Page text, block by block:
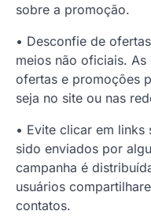
sobre a promoção.
• Desconfie de
meios não oficiais.
ofertas e promoções
seja no site ou nas
• Evite clicar em links
sido enviados por
campanha é
usuários
contatos.